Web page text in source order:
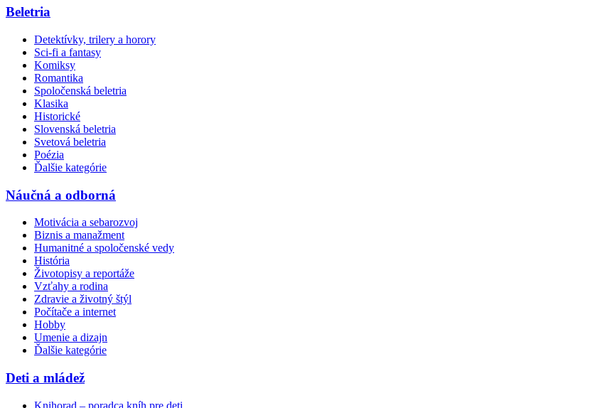
Beletria
Detektívky, trilery a horory
Sci-fi a fantasy
Komiksy
Romantika
Spoločenská beletria
Klasika
Historické
Slovenská beletria
Svetová beletria
Poézia
Ďalšie kategórie
Náučná a odborná
Motivácia a sebarozvoj
Biznis a manažment
Humanitné a spoločenské vedy
História
Životopisy a reportáže
Vzťahy a rodina
Zdravie a životný štýl
Počítače a internet
Hobby
Umenie a dizajn
Ďalšie kategórie
Deti a mládež
Knihorad – poradca kníh pre deti